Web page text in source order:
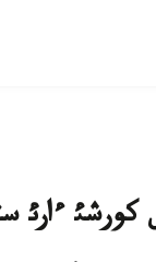
ءارئ